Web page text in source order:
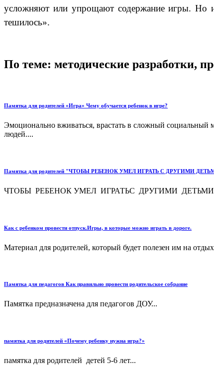
усложняют или упрощают содержание игры. Но
тешилось».
По теме: методические разработки,
Памятка для родителей «Игра» Чему обучается ребенок в игре?
Эмоционально вживаться, врастать в сложный социальный
людей....
Памятка для родителей "ЧТОБЫ РЕБЕНОК УМЕЛ ИГРАТЬ С ДРУГИМИ
ЧТОБЫ РЕБЕНОК УМЕЛ ИГРАТЬС ДРУГИМИ
Как с ребенком провести отпуск.Игры, в которые можно играть в дороге.
Материал для родителей, который будет полезен им на
Памятка для педагогов Как правильно провести родительское собрание
Памятка предназначена для педагогов ДОУ...
памятка для родителей «Почему ребенку нужна игра?»
памятка для родителей детей 5-6 лет...